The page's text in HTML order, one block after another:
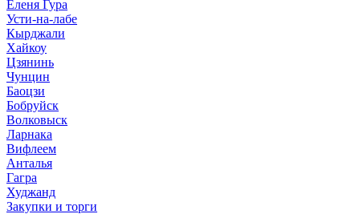
Еленя Гура
Усти-на-лабе
Кырджали
Хайкоу
Цзянинь
Чунцин
Баоцзи
Бобруйск
Волковыск
Ларнака
Вифлеем
Анталья
Гагра
Худжанд
Закупки и торги